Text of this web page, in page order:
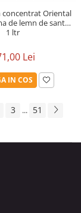
concentrat Oriental
de lemn de santal,
1 ltr
Lei
IN COS
3 ... 51